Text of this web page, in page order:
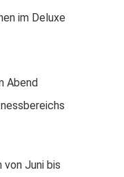
im Deluxe
Abend
Juni bis